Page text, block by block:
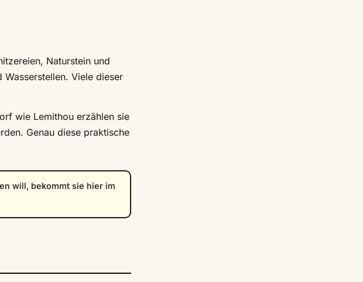
Naturstein und
Viele dieser
wie Lemithou erzählen sie
Genau diese praktische
will, bekommt sie hier im